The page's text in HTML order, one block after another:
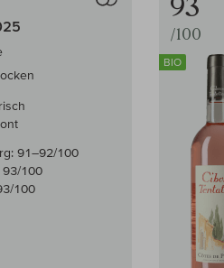
91–92/100
93/100
100
93
/100
BIO